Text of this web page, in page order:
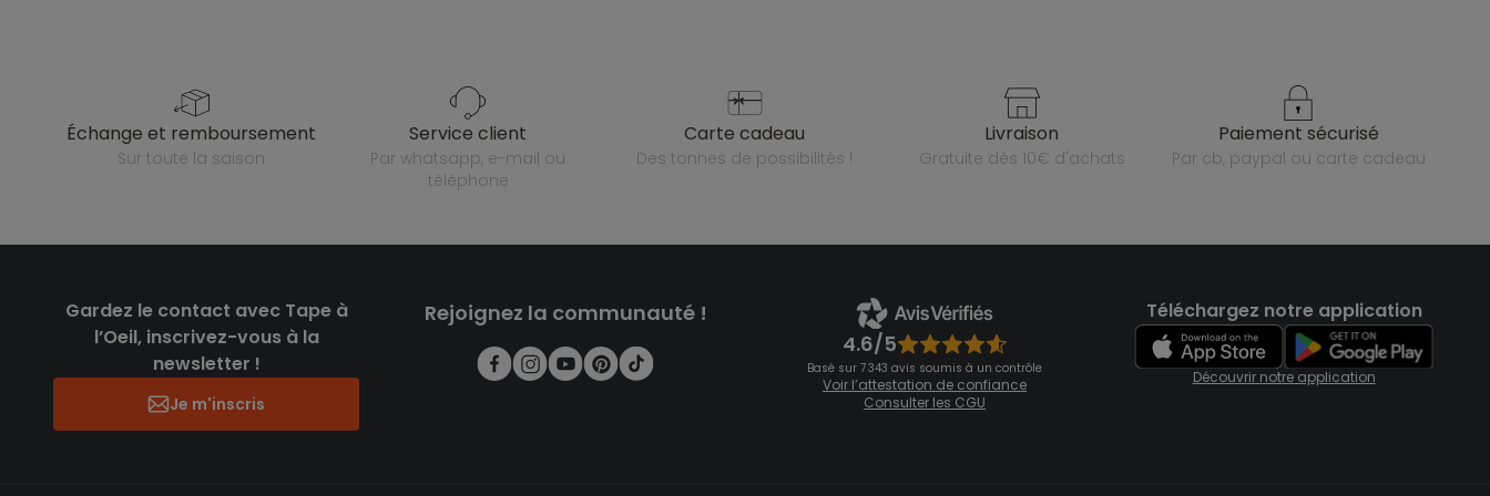
échange et remboursement
sur toute la saison
service client
par whatsapp, e-mail ou
téléphone
carte cadeau
des tonnes de possibilités !
livraison
gratuite dès 10€ d'achats
paiement sécurisé
par cb, paypal ou carte cadeau
Gardez le contact avec Tape à
l’Oeil, inscrivez-vous à la
newsletter !
Je m'inscris
Rejoignez la communauté !
4.6/5
Basé sur 7 343 avis soumis à un contrôle
Voir l’attestation de confiance
Consulter les CGU
Téléchargez notre application
Découvrir notre application